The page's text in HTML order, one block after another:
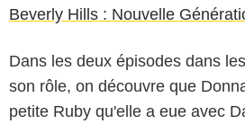
Beverly Hills : Nouvelle
Dans les deux épisodes dans
son rôle, on découvre que
petite Ruby qu'elle a eue avec